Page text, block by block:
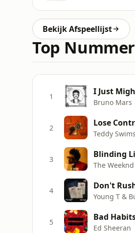
Bekijk Afspeellijst
Top
1 I Just
Bruno Mars
2 Lose
Teddy Swims
3 Blinding
The Weeknd
4 Don't
Young T &
5 Bad
Ed Sheeran